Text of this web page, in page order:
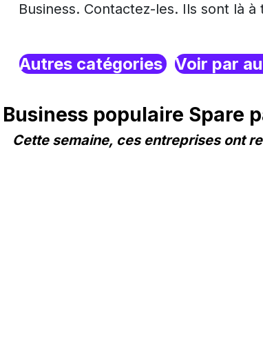
Business. Contactez-les. Ils sont là
Autres catégories Voir par
populaire Spare
Cette semaine, ces entreprises ont